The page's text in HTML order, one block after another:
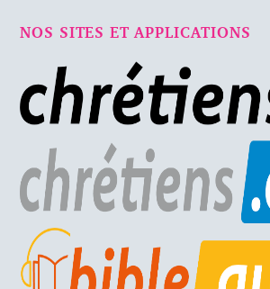
NOS SITES ET APPLICATIONS